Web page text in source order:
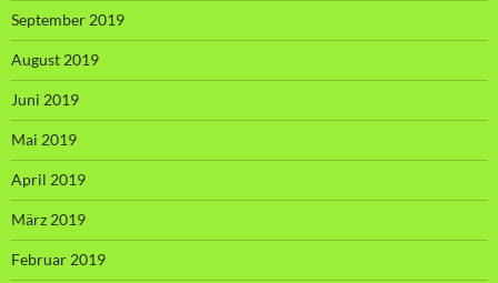
September 2019
August 2019
Juni 2019
Mai 2019
April 2019
März 2019
Februar 2019